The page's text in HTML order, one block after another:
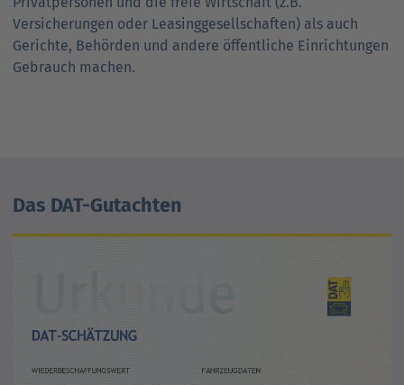
Versicherungen oder Leasinggesellschaften) als auch
Gerichte, Behörden und andere öffentliche Einrichtungen
Gebrauch machen.
Das DAT-Gutachten